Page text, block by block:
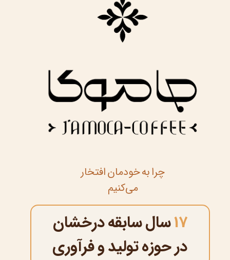
چرا به خودمان افتخار
می‌کنیم
17سال سابقه درخشان
در حوزه تولید و فرآوری